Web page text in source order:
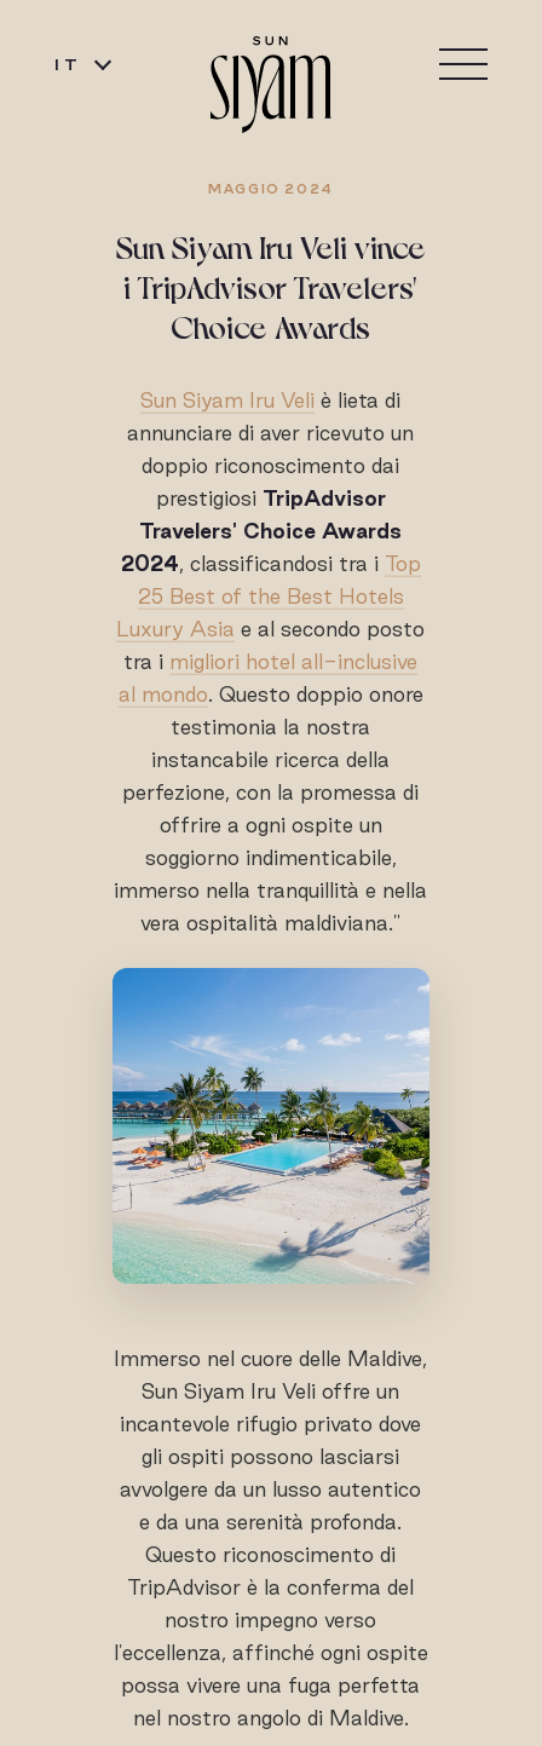
IT
MAGGIO 2024
Sun Siyam Iru Veli vince
i TripAdvisor Travelers'
Choice Awards
Sun Siyam Iru Veli è lieta di
annunciare di aver ricevuto un
doppio riconoscimento dai
prestigiosi TripAdvisor
Travelers' Choice Awards
2024, classificandosi tra i Top
25 Best of the Best Hotels
Luxury Asia e al secondo posto
tra i migliori hotel all-inclusive
al mondo. Questo doppio onore
testimonia la nostra
instancabile ricerca della
perfezione, con la promessa di
offrire a ogni ospite un
soggiorno indimenticabile,
immerso nella tranquillità e nella
vera ospitalità maldiviana."
Immerso nel cuore delle Maldive,
Sun Siyam Iru Veli offre un
incantevole rifugio privato dove
gli ospiti possono lasciarsi
avvolgere da un lusso autentico
e da una serenità profonda.
Questo riconoscimento di
TripAdvisor è la conferma del
nostro impegno verso
l'eccellenza, affinché ogni ospite
possa vivere una fuga perfetta
nel nostro angolo di Maldive.